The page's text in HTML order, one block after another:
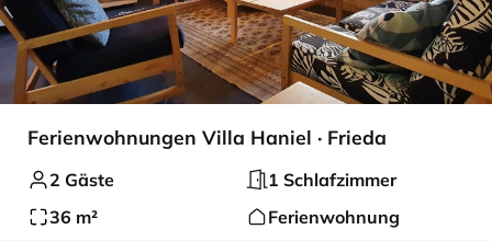
Ferienwohnungen Villa Haniel · Frieda
2 Gäste
1 Schlafzimmer
36 m²
Ferienwohnung